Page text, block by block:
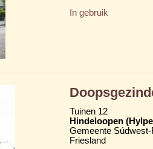
In gebruik
Tuinen 12
Hindeloopen
Gemeente
Friesland